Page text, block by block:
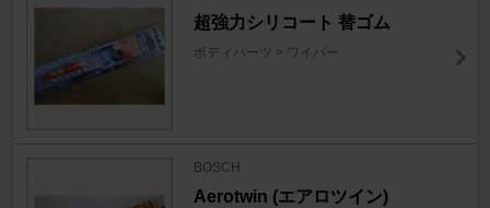
超強力シリコート 替ゴム
ボディパーツ > ワイパー
BOSCH
Aerotwin (エアロツイン)